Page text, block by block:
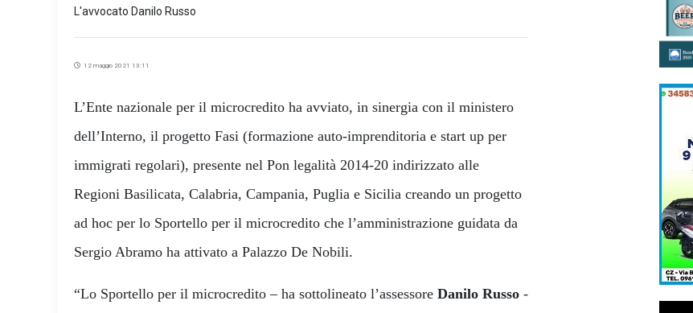
L'avvocato Danilo Russo
12 maggio 2021 13:11
L’Ente nazionale per il microcredito ha avviato, in sinergia con il ministero
dell’Interno, il progetto Fasi (formazione auto-imprenditoria e start up per
immigrati regolari), presente nel Pon legalità 2014-20 indirizzato alle
Regioni Basilicata, Calabria, Campania, Puglia e Sicilia creando un progetto
ad hoc per lo Sportello per il microcredito che l’amministrazione guidata da
Sergio Abramo ha attivato a Palazzo De Nobili.
“Lo Sportello per il microcredito – ha sottolineato l’assessore Danilo Russo -